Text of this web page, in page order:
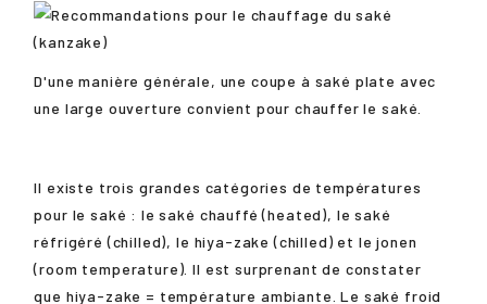
D'une manière générale, une coupe à saké plate avec
une large ouverture convient pour chauffer le saké.
Il existe trois grandes catégories de températures
pour le saké : le saké chauffé (heated), le saké
réfrigéré (chilled), le hiya-zake (chilled) et le jonen
(room temperature). Il est surprenant de constater
que hiya-zake = température ambiante. Le saké froid